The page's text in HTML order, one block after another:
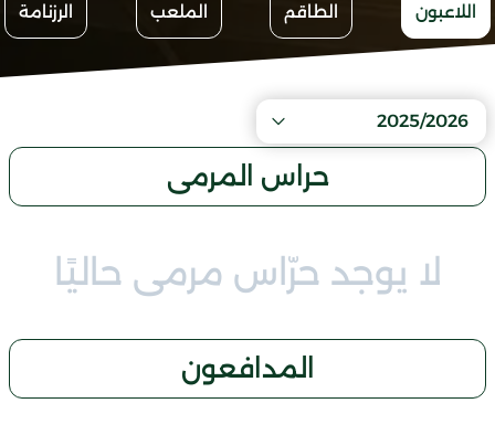
اللاعبون الطاقم الملعب الرزنامة
2025/2026
حراس المرمى
لا يوجد حرّاس مرمى حاليًا
المدافعون